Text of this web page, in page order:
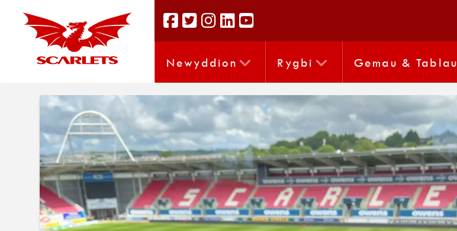
Newyddion Rygbi Gemau & Tablau